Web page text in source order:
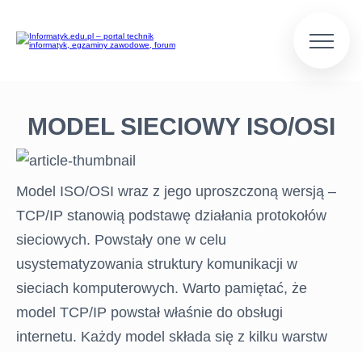
MODEL SIECIOWY ISO/OSI
Model ISO/OSI wraz z jego uproszczoną wersją –
TCP/IP stanowią podstawę działania protokołów
sieciowych. Powstały one w celu
usystematyzowania struktury komunikacji w
sieciach komputerowych. Warto pamiętać, że
model TCP/IP powstał właśnie do obsługi
internetu. Każdy model składa się z kilku warstw